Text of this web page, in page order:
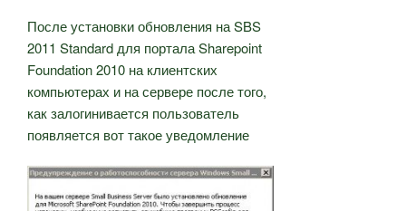
После установки обновления на SBS
2011 Standard для портала Sharepoint
Foundation 2010 на клиентских
компьютерах и на сервере после того,
как залогинивается пользователь
появляется вот такое уведомление